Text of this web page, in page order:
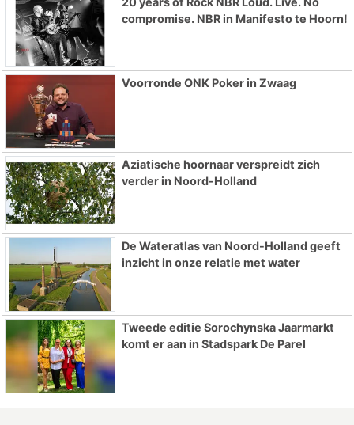
compromise. NBR in Manifesto te Hoorn!
Voorronde ONK Poker in Zwaag
Aziatische hoornaar verspreidt zich
verder in Noord-Holland
De Wateratlas van Noord-Holland geeft
inzicht in onze relatie met water
Tweede editie Sorochynska Jaarmarkt
komt er aan in Stadspark De Parel